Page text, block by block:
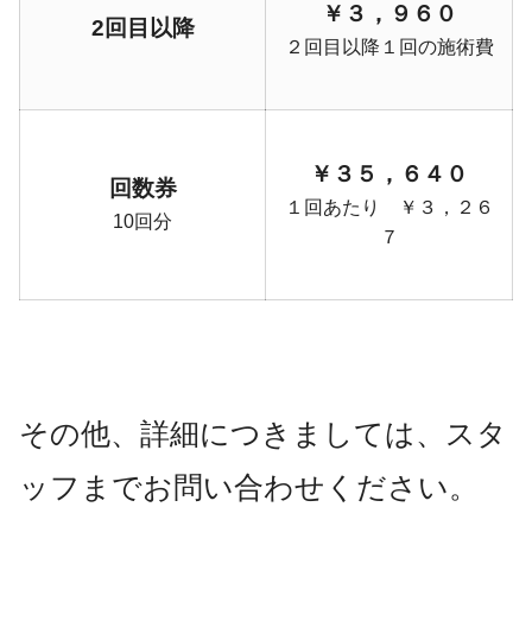
2回目以降
￥３，９６０
２回目以降１回の施術費
回数券
10回分
￥３５，６４０
１回あたり ￥３，２６
７
その他、詳細につきましては、スタ
ッフまでお問い合わせください。